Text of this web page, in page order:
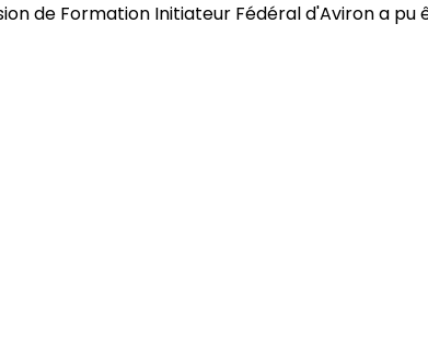
de Formation Initiateur Fédéral d'Aviron a